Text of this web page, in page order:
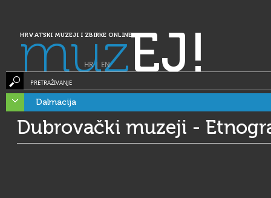
HRVATSKI MUZEJI I ZBIRKE ONLINE
muzEJ!
HR| EN
PRETRAŽIVANJE
Dalmacija
Dubrovački muzeji -